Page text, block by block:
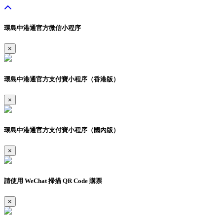
環島中港通官方微信小程序
×
環島中港通官方支付寶小程序（香港版）
×
環島中港通官方支付寶小程序（國內版）
×
請使用 WeChat 掃描 QR Code 購票
×